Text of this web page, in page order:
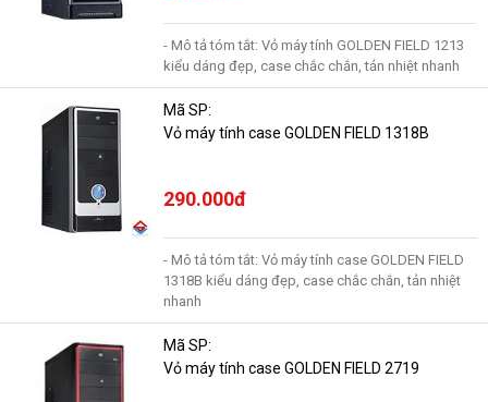
- Mô tả tóm tắt: Vỏ máy tính GOLDEN FIELD 1213
kiểu dáng đẹp, case chắc chắn, tản nhiệt nhanh
Mã SP:
Vỏ máy tính case GOLDEN FIELD 1318B
290.000đ
- Mô tả tóm tắt: Vỏ máy tính case GOLDEN FIELD
1318B kiểu dáng đẹp, case chắc chắn, tản nhiệt
nhanh
Mã SP:
Vỏ máy tính case GOLDEN FIELD 2719